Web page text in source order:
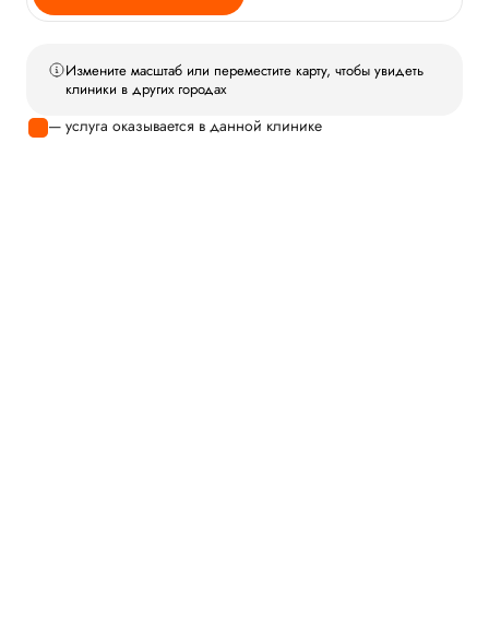
Измените масштаб или переместите карту, чтобы увидеть
клиники в других городах
— услуга оказывается в данной клинике